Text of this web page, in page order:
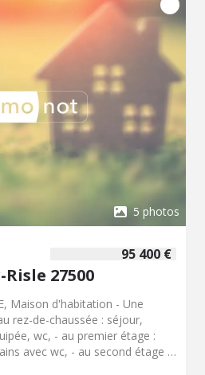
5 photos
95 400 €
27500
Maison d'habitation - Une
rez-de-chaussée : séjour,
wc, - au premier étage :
avec wc, - au second étage :